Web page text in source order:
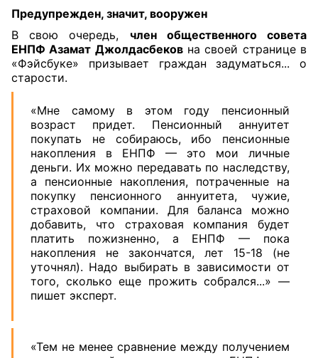
Предупрежден, значит, вооружен
В свою очередь, член общественного совета
ЕНПФ Азамат Джолдасбековна своей странице в
«Фэйсбуке» призывает граждан задуматься... о
старости.
«Мне самому в этом году пенсионный
возраст придет. Пенсионный аннуитет
покупать не собираюсь, ибо пенсионные
накопления в ЕНПФ — это мои личные
деньги. Их можно передавать по наследству,
а пенсионные накопления, потраченные на
покупку пенсионного аннуитета, чужие,
страховой компании. Для баланса можно
добавить, что страховая компания будет
платить пожизненно, а ЕНПФ — пока
накопления не закончатся, лет 15-18 (не
уточнял). Надо выбирать в зависимости от
того, сколько еще прожить собрался...» —
пишет эксперт.
«Тем не менее сравнение между получением